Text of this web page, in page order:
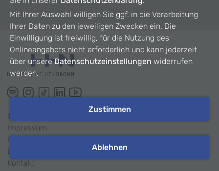
©
Impressum
Datenschutz
Barrierefreiheit
Kontakt
Mit Ihrer Auswahl willigen Sie ggf. in die Verarbeitung
Ihrer Daten zu den jeweiligen Zwecken ein. Die
Einwilligung ist freiwillig, für die Nutzung des
Onlineangebots nicht erforderlich und kann jederzeit
über unsereDatenschutzeinstellungen widerrufen
werden.
Zustimmen
Ablehnen